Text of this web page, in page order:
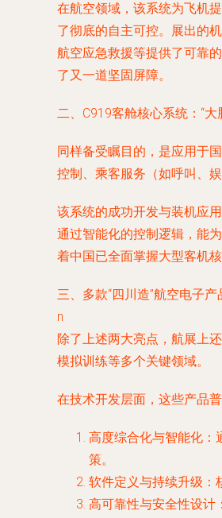
在航空领域，该系统为飞机
了彻底的自主可控。展出的
航空应急救援等提供了可靠
了又一道坚固屏障。
二、C919客舱核心系统：“大
同样备受瞩目的，是应用于
控制、乘客服务（如呼叫、
该系统的成功开发与装机应
通过智能化的控制逻辑，能
着中国已全面掌握大型客机
三、多款“四川造”航空电子
n
除了上述两大亮点，航展上
模拟训练等多个关键领域。
在技术开发层面，这些产品
高度综合化与智能化：
策。
软件定义与持续升级：
高可靠性与安全性设计